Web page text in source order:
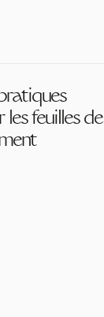
les feuilles de